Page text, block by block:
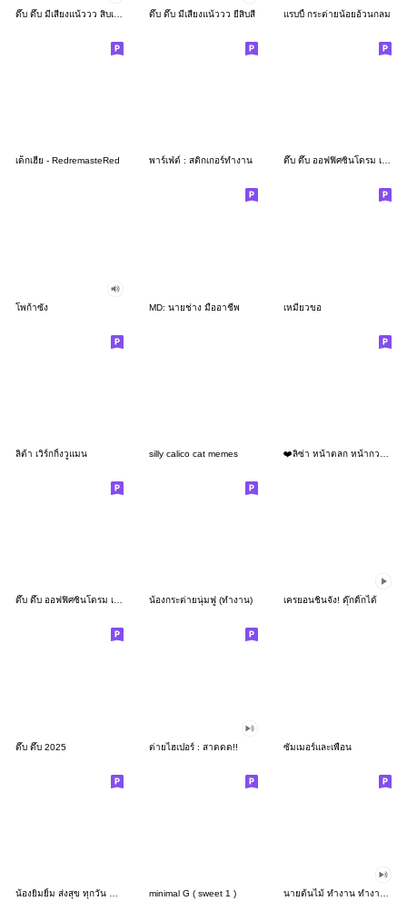
ดึ๊บ ดึ๊บ มีเสียงแน้ววว ยี่สิบสี่ แรบบี้ กระต่ายน้อยอ้วนกลม
เด็กเฮีย - RedremasteRed พาร์เฟ่ต์ : สติกเกอร์ทำงาน ดึ๊บ ดึ๊บ ออฟฟิศซินโดรม เจ็ด
โพก้าซัง MD: นายช่าง มืออาชีพ เหมียวขอ
ลิต้า เวิร์กกิ้งวูแมน silly calico cat memes
ดึ๊บ ดึ๊บ ออฟฟิศซินโดรม เก้า น้องกระต่ายนุ่มฟู (ทำงาน) เครยอนชินจัง! ดุ๊กดิ๊กได้
ดึ๊บ ดึ๊บ 2025 ต่ายไฮเปอร์ : สาดดด!! ซัมเมอร์และเพื่อน
minimal G ( sweet 1 )